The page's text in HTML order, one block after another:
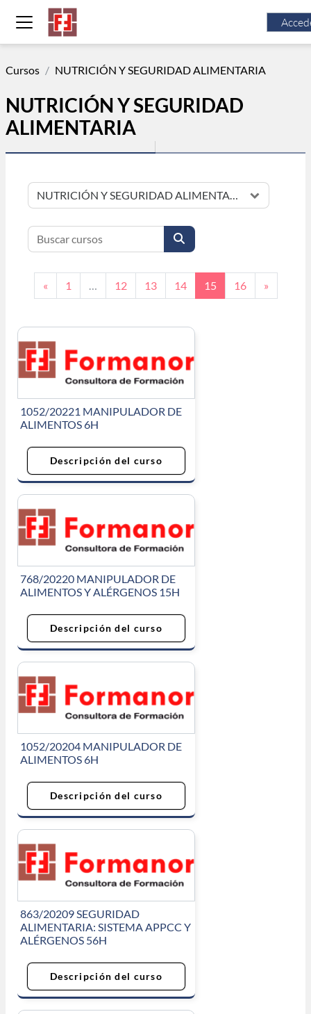
Salta al contenido principal
Panel lateral
Cursos NUTRICIÓN Y SEGURIDAD ALIMENTARIA
NUTRICIÓN Y SEGURIDAD
ALIMENTARIA
Categorías
Buscar cursos
Buscar cursos
«Página anterior
1 12Página 12
13Página 13
14Página 14
15Página 15
16Página 16
»
1052/20221 MANIPULADOR DE
ALIMENTOS 6H
Descripción del curso
768/20220 MANIPULADOR DE
ALIMENTOS Y ALÉRGENOS 15H
Descripción del curso
1052/20204 MANIPULADOR DE
ALIMENTOS 6H
Descripción del curso
863/20209 SEGURIDAD
ALIMENTARIA: SISTEMA APPCC Y
ALÉRGENOS 56H
Descripción del curso